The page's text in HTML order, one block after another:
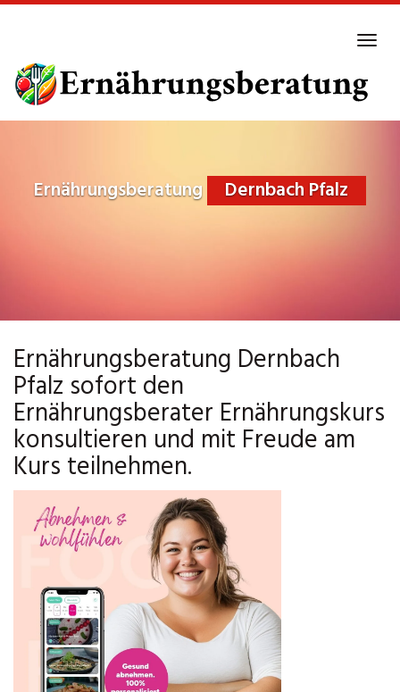
main
content
Ernährungsberatung Dernbach Pfalz
Ernährungsberatung Dernbach
Pfalz sofort den
Ernährungsberater Ernährungskurs
konsultieren und mit Freude am
Kurs teilnehmen.